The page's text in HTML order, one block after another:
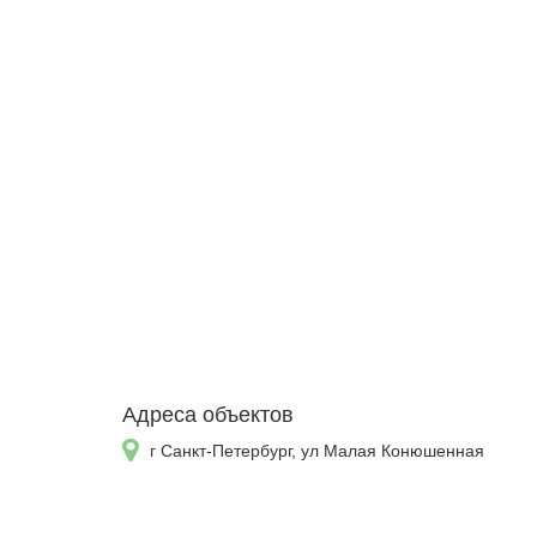
Адреса объектов
г Санкт-Петербург, ул Малая Конюшенная